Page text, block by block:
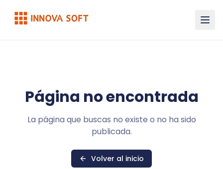
Página no encontrada
La página que buscas no existe o no ha sido
publicada.
Volver al inicio